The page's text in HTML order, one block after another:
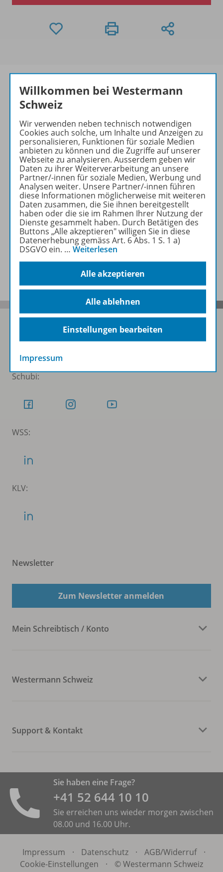
Produktinformationen
Beschreibung
Zugehörige Produkte
Rezensionen
Benachrichtigungs-Service
Schubi:
WSS:
KLV:
Newsletter
Zum Newsletter anmelden
Mein Schreibtisch / Konto
Westermann Schweiz
Support & Kontakt
Sie haben eine Frage?
+41 52 644 10 10
Sie erreichen uns wieder morgen zwischen
08.00 und 16.00 Uhr.
Impressum · Datenschutz · AGB/Widerruf
·
Cookie-Einstellungen
· © Westermann Schweiz
Willkommen bei Westermann
Schweiz
Wir verwenden neben technisch notwendigen
Cookies auch solche, um Inhalte und Anzeigen zu
personalisieren, Funktionen für soziale Medien
anbieten zu können und die Zugriffe auf unserer
Webseite zu analysieren. Ausserdem geben wir
Daten zu ihrer Weiterverarbeitung an unsere
Partner/-innen für soziale Medien, Werbung und
Analysen weiter. Unsere Partner/-innen führen
diese Informationen möglicherweise mit weiteren
Daten zusammen, die Sie ihnen bereitgestellt
haben oder die sie im Rahmen Ihrer Nutzung der
Dienste gesammelt haben. Durch Betätigen des
Buttons „Alle akzeptieren" willigen Sie in diese
Datenerhebung gemäss Art. 6 Abs. 1 S. 1 a)
DSGVO ein. … Weiterlesen
Alle akzeptieren
Alle ablehnen
Einstellungen bearbeiten
Impressum